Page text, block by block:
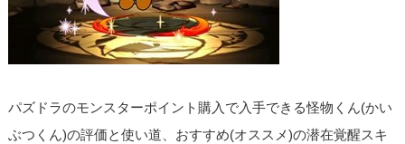
パズドラのモンスターポイント購入で入手できる怪物くん(かい
ぶつくん)の評価と使い道、おすすめ(オススメ)の潜在覚醒スキ